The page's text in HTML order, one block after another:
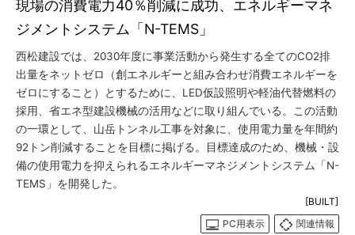
現場の消費電力40％削減に成功、エネルギーマネ
ジメントシステム「N-TEMS」
西松建設では、2030年度に事業活動から発生する全てのCO2排
出量をネットゼロ（創エネルギーと組み合わせ消費エネルギーを
ゼロにすること）とするために、LED仮設照明や軽油代替燃料の
採用、省エネ型建設機械の活用などに取り組んでいる。この活動
の一環として、山岳トンネル工事を対象に、使用電力量を年間約
92トン削減することを目標に掲げる。目標達成のため、機械・設
備の使用電力を抑えられるエネルギーマネジメントシステム「N-
TEMS」を開発した。
[BUILT]
PC用表示
関連情報